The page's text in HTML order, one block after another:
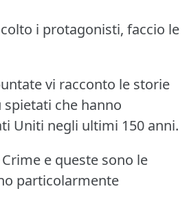
i protagonisti, faccio le
vi racconto le storie
che hanno
Uniti negli ultimi 150 anni.
e queste sono le
particolarmente